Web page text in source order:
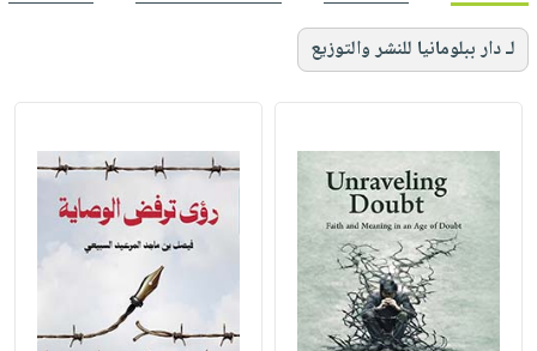
لـ دار ببلومانيا للنشر والتوزيع